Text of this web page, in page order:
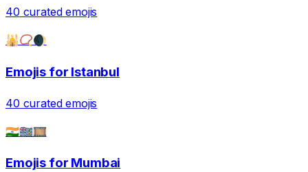
40 curated emojis
🕌📿🌒
Emojis for Istanbul
40 curated emojis
🇮🇳🇮🇴🎞️
Emojis for Mumbai